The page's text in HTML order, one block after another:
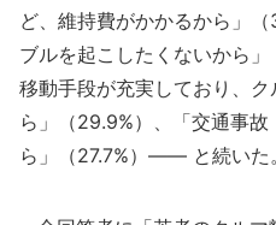
ど、維持費がかかるから」
ブルを起こしたくないから
移動手段が充実しており、
ら」（29.9%）、「交通事
ら」（27.7%）―― と続いた。